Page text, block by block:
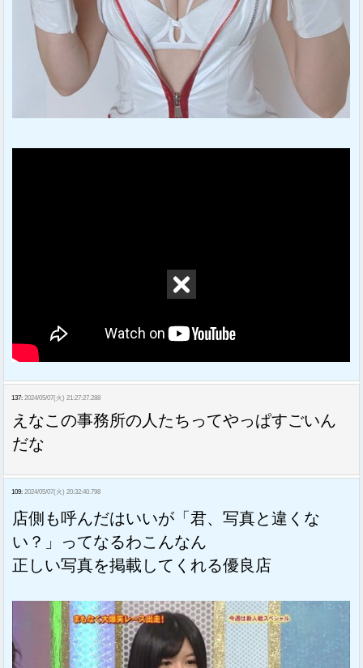
137: 2024/05/07(火) 21:27:27.288
えなこの事務所の人たちってやっぱすごいん
だな
109: 2024/05/07(火) 20:32:40.798
店側も呼んだはいいが「君、写真と違くな
い？」ってなるわこんなん
正しい写真を掲載してくれる優良店